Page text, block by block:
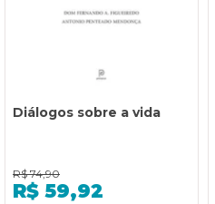
Diálogos sobre a vida
R$ 74,90
R$ 59,92